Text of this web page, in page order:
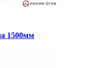
1500мм